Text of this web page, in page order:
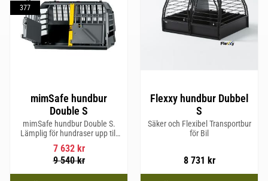
mimSafe hundbur
Double S
mimSafe hundbur Double S.
Lämplig för hundraser upp till
52 cm i mankhöjd.
7 632kr
9 540kr
377
Flexxy hundbur Dubbel
S
Säker och Flexibel Transportbur
för Bil
8 731 kr